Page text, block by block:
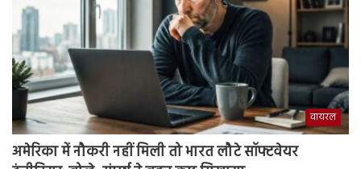
वायरल
अमेरिका में नौकरी नहीं मिली तो भारत लौटे सॉफ्टवेयर